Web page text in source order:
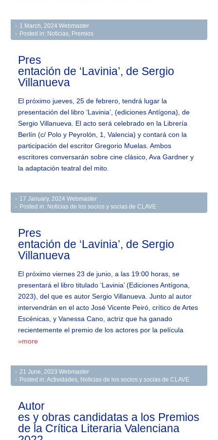
1 March, 2024 Webmaster
Posted in: Noticias Premios
Pres
entación de ‘Lavinia’, de Sergio
Villanueva
El próximo jueves, 25 de febrero, tendrá lugar la
presentación del libro ‘Lavinia’, (ediciones Antígona), de
Sergio Villanueva. El acto será celebrado en la Librería
Berlín (c/ Polo y Peyrolón, 1, Valencia) y contará con la
participación del escritor Gregorio Muelas. Ambos
escritores conversarán sobre cine clásico, Ava Gardner y
la adaptación teatral del mito.
17 January, 2024 Webmaster
Posted in: Noticias de los socios y socias de CLAVE
Pres
entación de ‘Lavinia’, de Sergio
Villanueva
El próximo viernes 23 de junio, a las 19:00 horas, se
presentará el libro titulado ‘Lavinia’ (Ediciones Antígona,
2023), del que es autor Sergio Villanueva. Junto al autor
intervendrán en el acto José Vicente Peiró, crítico de Artes
Escénicas, y Vanessa Cano, actriz que ha ganado
recientemente el premio de los actores por la película
»more
21 June, 2023 Webmaster
Posted in:Actividades Noticias de los socios y socias de CLAVE
Autor
es y obras candidatas a los Premios
de la Crítica Literaria Valenciana